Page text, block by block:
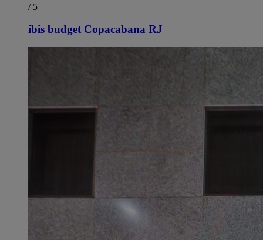
/ 5
ibis budget Copacabana RJ